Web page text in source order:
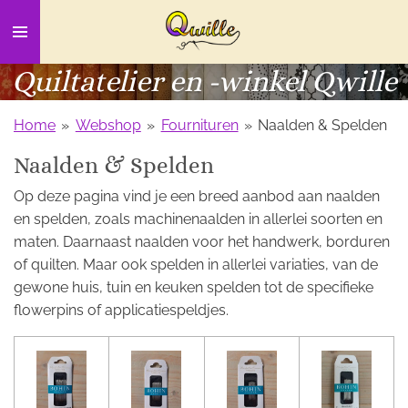
direct
naar
de
Quiltatelier en -winkel Qwille
Home » Webshop » Fournituren » Naalden & Spelden
Naalden & Spelden
Op deze pagina vind je een breed aanbod aan naalden
en spelden, zoals machinenaalden in allerlei soorten en
maten. Daarnaast naalden voor het handwerk, borduren
of quilten. Maar ook spelden in allerlei variaties, van de
gewone huis, tuin en keuken spelden tot de specifieke
flowerpins of applicatiespeldjes.